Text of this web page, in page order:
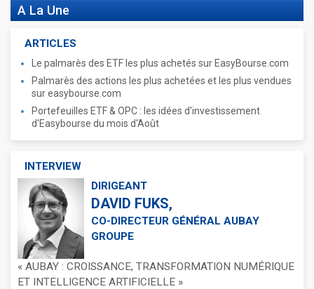
A La Une
ARTICLES
Le palmarès des ETF les plus achetés sur EasyBourse.com
Palmarès des actions les plus achetées et les plus vendues
sur easybourse.com
Portefeuilles ETF & OPC : les idées d'investissement
d'Easybourse du mois d'Août
INTERVIEW
DIRIGEANT
DAVID FUKS,
CO-DIRECTEUR GÉNÉRAL AUBAY
GROUPE
« AUBAY : CROISSANCE, TRANSFORMATION NUMÉRIQUE
ET INTELLIGENCE ARTIFICIELLE »